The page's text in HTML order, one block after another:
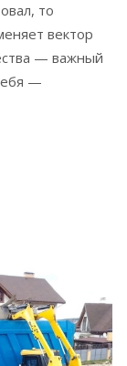
то
вектор
— важный
—